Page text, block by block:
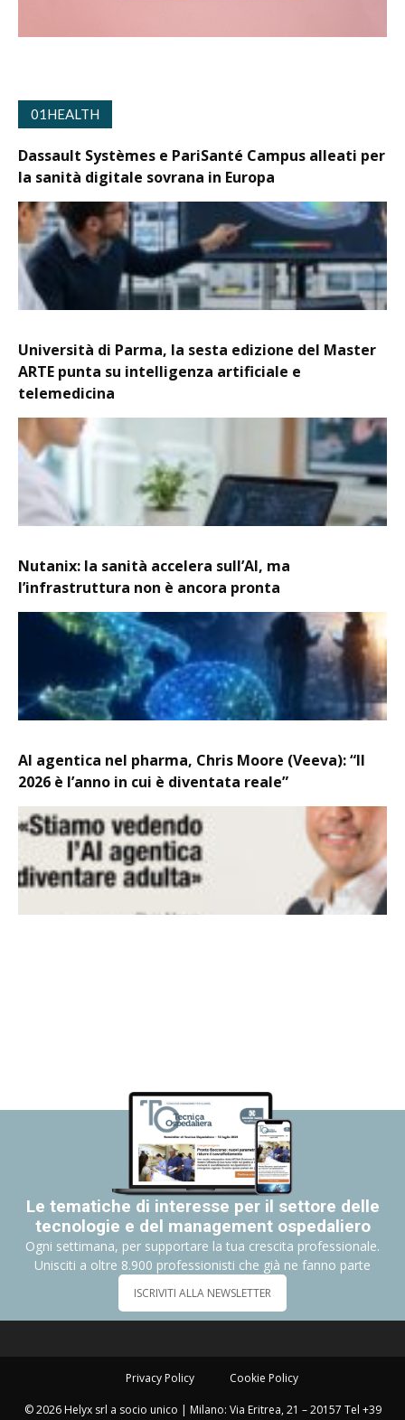
01HEALTH
Dassault Systèmes e PariSanté Campus alleati per
la sanità digitale sovrana in Europa
Università di Parma, la sesta edizione del Master
ARTE punta su intelligenza artificiale e
telemedicina
Nutanix: la sanità accelera sull’AI, ma
l’infrastruttura non è ancora pronta
AI agentica nel pharma, Chris Moore (Veeva): “Il
2026 è l’anno in cui è diventata reale”
Le tematiche di interesse per il settore delle
tecnologie e del management ospedaliero
Ogni settimana, per supportare la tua crescita professionale.
Unisciti a oltre 8.900 professionisti che già ne fanno parte
ISCRIVITI ALLA NEWSLETTER
Privacy Policy Cookie Policy
© 2026 Helyx srl a socio unico | Milano: Via Eritrea, 21 – 20157 Tel +39